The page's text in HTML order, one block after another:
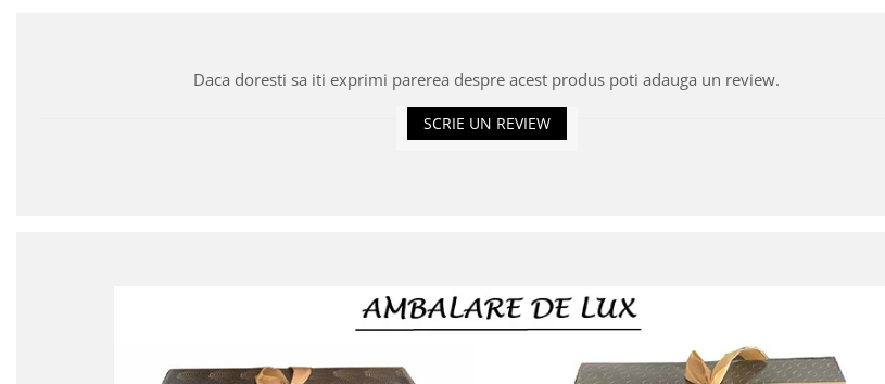
Daca doresti sa iti exprimi parerea despre acest produs poti adauga un review.
SCRIE UN REVIEW